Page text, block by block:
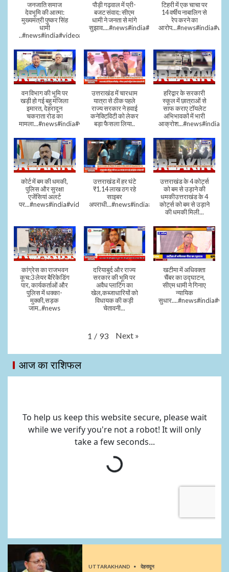
जनजाति समाज
देवभूमि की आत्मा:
मुख्यमंत्री पुष्कर सिंह
धामी
..#news#india#video#viral
पौड़ी गढ़वाल में प्री-
बजट संवाद: सीएम
धामी ने जनता से मांगे
सुझाव....#news#india#video#viral
टिहरी में एक चाचा पर
14 वर्षीय नाबालिग से
रेप करने का
वन विभाग की भूमि पर
खड़ी हो गई बहु मंजिला
इमारत, देहरादून
चकराता रोड का
मामला...#news#india#video
उत्तराखंड में चारधाम
यात्रा से ठीक पहले
राज्य सरकार ने हवाई
कनेक्टिविटी को लेकर
बड़ा फैसला लिया..
हरिद्वार के सरकारी
स्कूल में छात्राओं से
साफ कराए टॉयलेट
अभिभावकों में भारी
आक्रोश...#news#india
कोर्ट में बम की धमकी,
पुलिस और सुरक्षा
एजेंसियां अलर्ट
पर...#news#india#video#viral
उत्तराखंड में हर घंटे
₹1.14 लाख ठग रहे
साइबर
अपराधी...#news#india#video#viral
उत्तराखंड के 4 कोर्ट्स
को बम से उड़ाने की
धमकीउत्तराखंड के 4
कोर्ट्स को बम से उड़ाने
की धमकी मिली...
कांग्रेस का राजभवन
कूच:3 लेयर बैरिकेडिंग
पार, कार्यकर्ताओं और
पुलिस में धक्का-
मुक्की,सड़क
जाम..#news
दरियाबुर्द और राज्य
सरकार की भूमि पर
अवैध प्लाटिंग का
खेल,कब्जाधारियों को
विधायक की कड़ी
चेतावनी...
खटीमा में अधिवक्ता
चैंबर का उद्घाटन,
सीएम धामी ने गिनाए
न्यायिक
1 / 93 Next »
आज का राशिफल
UTTARAKHAND देहरादून